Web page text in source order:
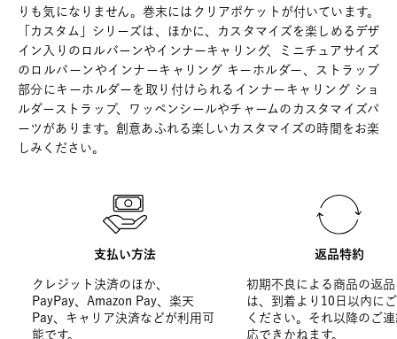
りも気になりません。巻末にはクリアポケットが付いています。
「カスタム」シリーズは、ほかに、カスタマイズを楽しめるデザ
イン入りのロルバーンやインナーキャリング、ミニチュアサイズ
のロルバーンやインナーキャリング キーホルダー、ストラップ
部分にキーホルダーを取り付けられるインナーキャリング ショ
ルダーストラップ、ワッペンシールやチャームのカスタマイズパ
ーツがあります。創意あふれる楽しいカスタマイズの時間をお楽
しみください。
支払い方法
クレジット決済のほか、
PayPay、Amazon Pay、楽天
Pay、キャリア決済などが利用可
能です。
返品特約
初期不良による商品の返
は、到着より10日以内に
ください。それ以降のご
応できかねます。